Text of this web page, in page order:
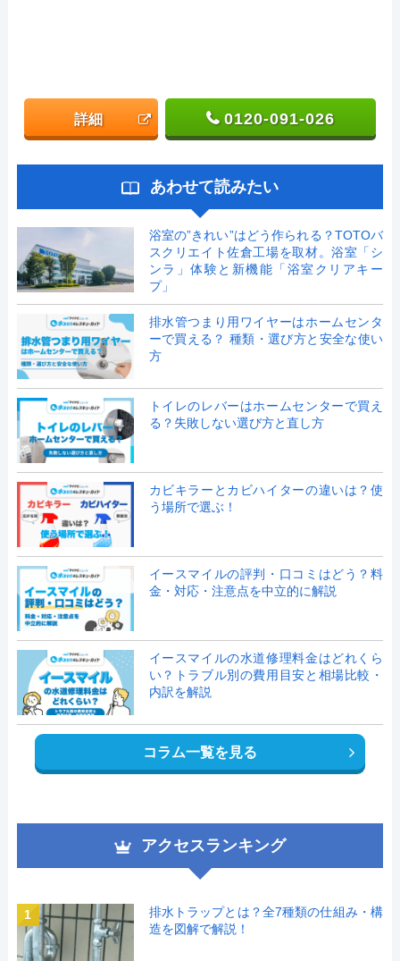
詳細 0120-091-026
あわせて読みたい
浴室の”きれい”はどう作られる？TOTOバ
スクリエイト佐倉工場を取材。浴室「シ
ンラ」体験と新機能「浴室クリアキー
プ」
排水管つまり用ワイヤーはホームセンタ
ーで買える？ 種類・選び方と安全な使い
方
トイレのレバーはホームセンターで買え
る？失敗しない選び方と直し方
カビキラーとカビハイターの違いは？使
う場所で選ぶ！
イースマイルの評判・口コミはどう？料
金・対応・注意点を中立的に解説
イースマイルの水道修理料金はどれくら
い？トラブル別の費用目安と相場比較・
内訳を解説
コラム一覧を見る
アクセスランキング
1
排水トラップとは？全7種類の仕組み・構
造を図解で解説！